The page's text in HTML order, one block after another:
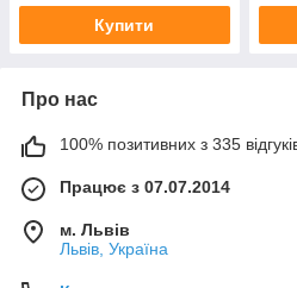
Купити
Про нас
100% позитивних з 335
Працює з 07.07.2014
м. Львів
Львів, Україна